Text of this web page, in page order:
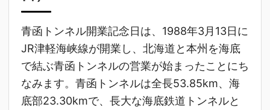
青函トンネル開業記念日は、1988年3月13日に
JR津軽海峡線が開業し、北海道と本州を海底
で結ぶ青函トンネルの営業が始まったことにち
なみます。青函トンネルは全長53.85km、海
底部23.30kmで、長大な海底鉄道トンネルと